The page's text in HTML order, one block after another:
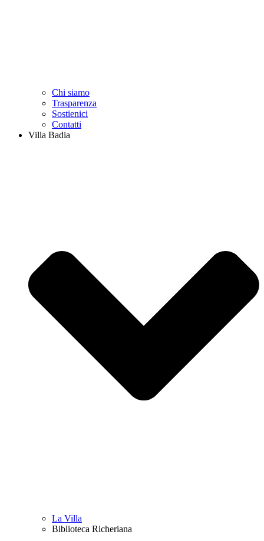
Chi siamo
Trasparenza
Sostienici
Contatti
Villa Badia
La Villa
Biblioteca Richeriana